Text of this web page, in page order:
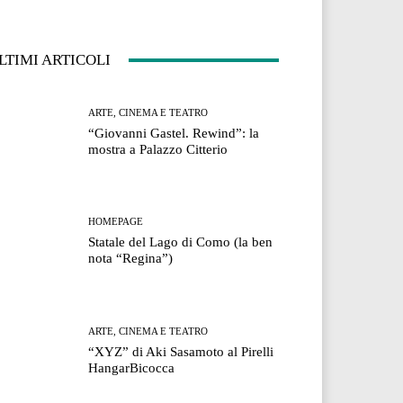
ARTICOLI
ARTE, CINEMA E TEATRO
“Giovanni Gastel. Rewind”: la
mostra a Palazzo Citterio
HOMEPAGE
Statale del Lago di Como (la ben
nota “Regina”)
ARTE, CINEMA E TEATRO
“XYZ” di Aki Sasamoto al Pirelli
HangarBicocca